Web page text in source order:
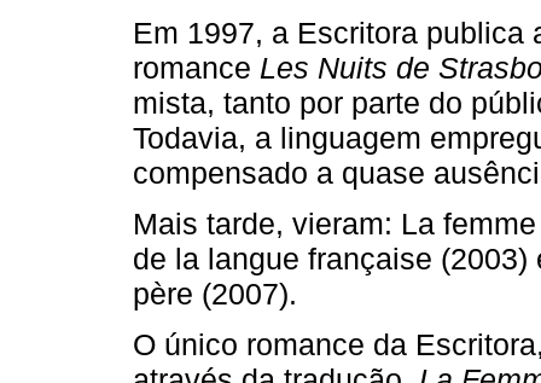
Em 1997, a Escritora publica
romance Les Nuits de
mista, tanto por parte do
Todavia, a linguagem
compensado a quase
Mais tarde, vieram: La
de la langue française
père (2007).
O único romance da